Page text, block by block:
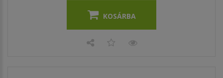
KOSÁRBA